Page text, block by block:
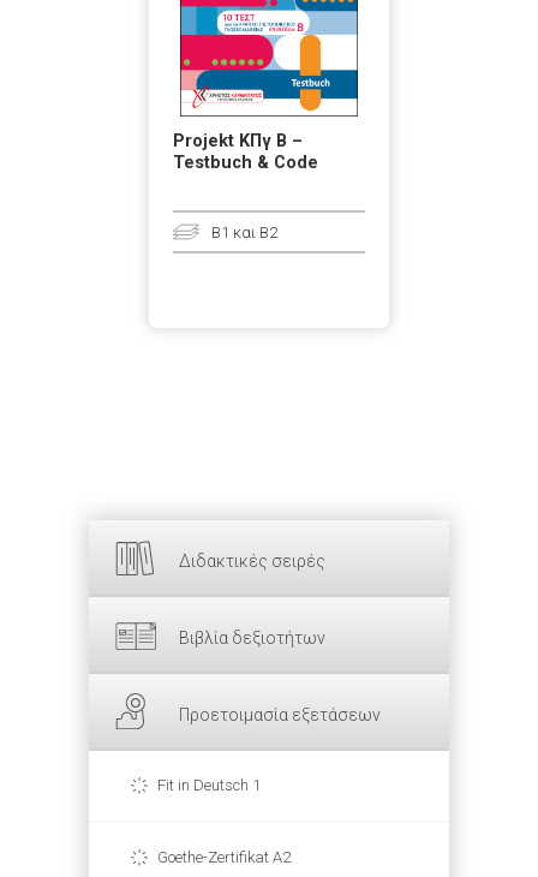
Διδακτικές σειρές
Βιβλία δεξιοτήτων
Προετοιμασία εξετάσεων
Fit in Deutsch 1
Goethe-Zertifikat A2
Projekt ΚΠγ Β –
Testbuch & Code
B1 και B2